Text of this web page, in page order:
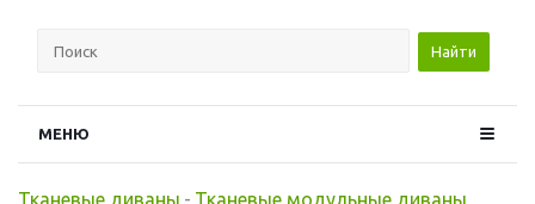
Найти
МЕНЮ
Тканевые диваны - Тканевые модульные диваны